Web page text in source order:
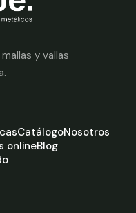
y vallas
CatálogoNosotros
onlineBlog